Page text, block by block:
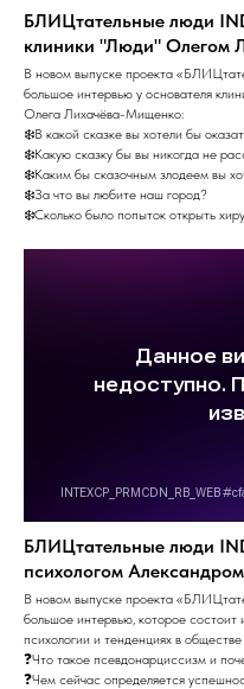
БЛИЦтательные люди
клиники "Люди" Олегом
В новом выпуске проекта
большое интервью у основателя
Олега Лихачёва-Мищенко:
❄️В какой сказке вы хотели бы
❄️Какую сказку бы вы никогда не
❄️Каким бы сказочным злодеем вы
❄️За что вы любите наш город?
❄️Сколько было попыток открыть
БЛИЦтательные люди
психологом
В новом выпуске проекта
большое интервью, которое состоит
психологии и тенденциях в обществе
❓Что такое псевдонарциссизм и
❓Чем сейчас определяется